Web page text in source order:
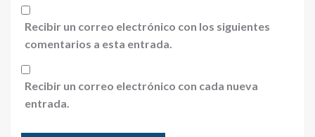
Recibir un correo electrónico con los siguientes
comentarios a esta entrada.
Recibir un correo electrónico con cada nueva
entrada.